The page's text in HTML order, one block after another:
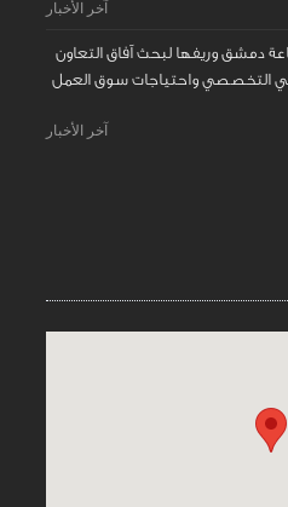
آخر الأخبار
دمشق وريفها لبحث آفاق التعاون
التخصصي واحتياجات سوق العمل
آخر الأخبار